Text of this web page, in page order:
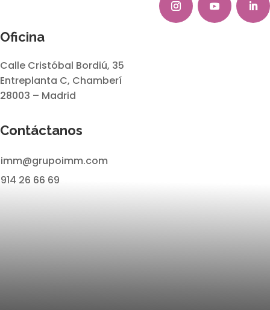
Oficina
Calle Cristóbal Bordiú, 35
Entreplanta C, Chamberí
28003 – Madrid
Contáctanos
imm@grupoimm.com
914 26 66 69